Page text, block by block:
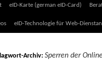
eID-Karte (german eID-Card)
eID-Technologie für Web-
Archiv: Sperren der